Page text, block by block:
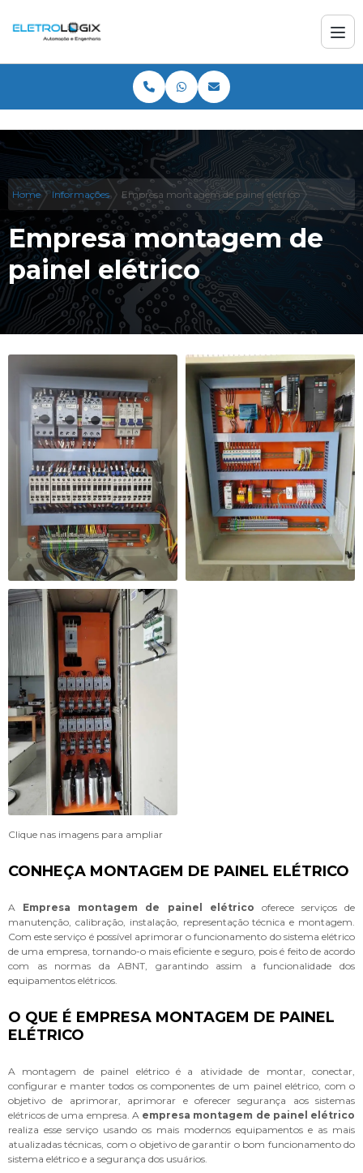
Home Informações Empresa montagem de painel elétrico
Empresa montagem de
painel elétrico
Clique nas imagens para ampliar
CONHEÇA MONTAGEM DE PAINEL ELÉTRICO
A Empresa montagem de painel elétrico oferece serviços de
manutenção, calibração, instalação, representação técnica e montagem.
Com este serviço é possível aprimorar o funcionamento do sistema elétrico
de uma empresa, tornando-o mais eficiente e seguro, pois é feito de acordo
com as normas da ABNT, garantindo assim a funcionalidade dos
equipamentos elétricos.
O QUE É EMPRESA MONTAGEM DE PAINEL
ELÉTRICO
A montagem de painel elétrico é a atividade de montar, conectar,
configurar e manter todos os componentes de um painel elétrico, com o
objetivo de aprimorar, aprimorar e oferecer segurança aos sistemas
elétricos de uma empresa. A empresa montagem de painel elétrico
realiza esse serviço usando os mais modernos equipamentos e as mais
atualizadas técnicas, com o objetivo de garantir o bom funcionamento do
sistema elétrico e a segurança dos usuários.